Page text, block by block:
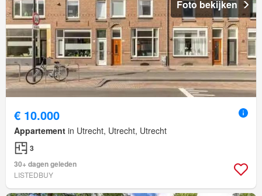
Foto bekijken
€ 10.000
Appartement in Utrecht, Utrecht, Utrecht
3
30+ dagen geleden
LISTEDBUY